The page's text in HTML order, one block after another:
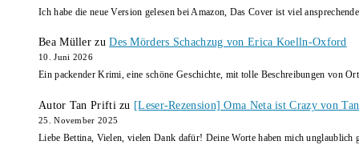
Ich habe die neue Version gelesen bei Amazon, Das Cover ist viel
Bea Müller zuDes Mörders Schachzug von Erica Koelln-Oxford
10. Juni 2026
Ein packender Krimi, eine schöne Geschichte, mit tolle Beschreibungen von
Autor Tan Prifti zu [Leser-Rezension] Oma Neta ist Crazy von
25. November 2025
Liebe Bettina, Vielen, vielen Dank dafür! Deine Worte haben mich unglaublich